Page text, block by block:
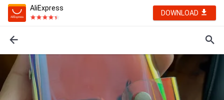
AliExpress
DOWNLOAD